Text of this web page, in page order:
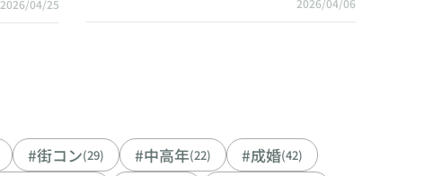
2026/04/25
2026/04/06
#街コン(29) #中高年(22) #成婚(42)